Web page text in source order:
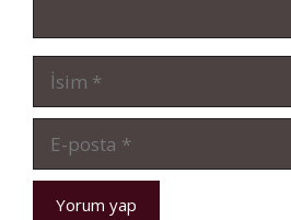
İsim
posta